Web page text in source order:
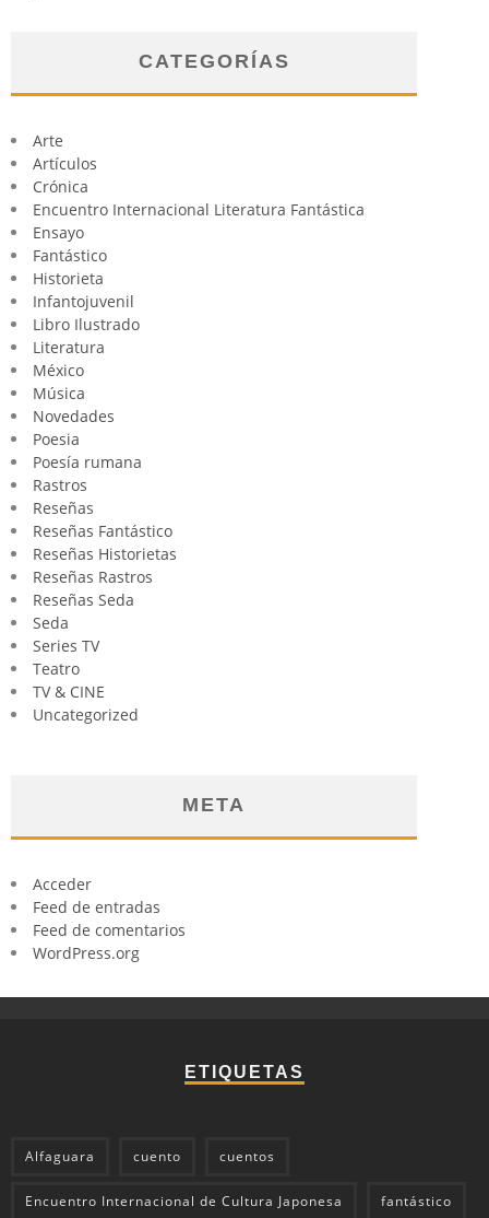
CATEGORÍAS
Arte
Artículos
Crónica
Encuentro Internacional Literatura Fantástica
Ensayo
Fantástico
Historieta
Infantojuvenil
Libro Ilustrado
Literatura
México
Música
Novedades
Poesia
Poesía rumana
Rastros
Reseñas
Reseñas Fantástico
Reseñas Historietas
Reseñas Rastros
Reseñas Seda
Seda
Series TV
Teatro
TV & CINE
Uncategorized
META
Acceder
Feed de entradas
Feed de comentarios
WordPress.org
ETIQUETAS
Alfaguara cuento cuentos
Encuentro Internacional de Cultura Japonesa fantástico